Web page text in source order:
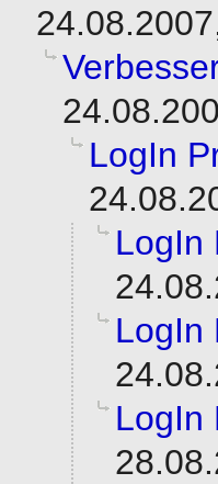
LogIn
LogIn
LogIn
LogIn